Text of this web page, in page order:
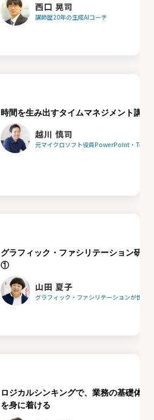
西口 晃司
講師歴20年の生成AIコーチ
時間を生み出すタイムマネジメント講座
越川 慎司
元マイクロソフト役員PowerPoint・
グラフィック・ファシリテーション研修
①
山田 夏子
グラフィック・ファシリテーションが世界
ロジカルシンキングで、業務の基礎体力
を身に着ける